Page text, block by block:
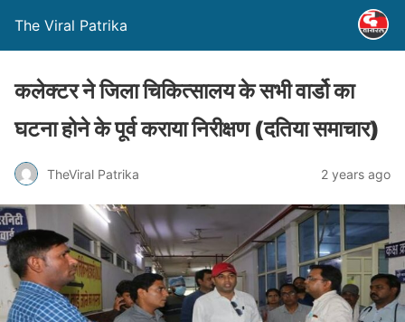
The Viral Patrika
कलेक्टर ने जिला चिकित्सालय के सभी वार्डो का
घटना होने के पूर्व कराया निरीक्षण (दतिया समाचार)
TheViral Patrika 2 years ago